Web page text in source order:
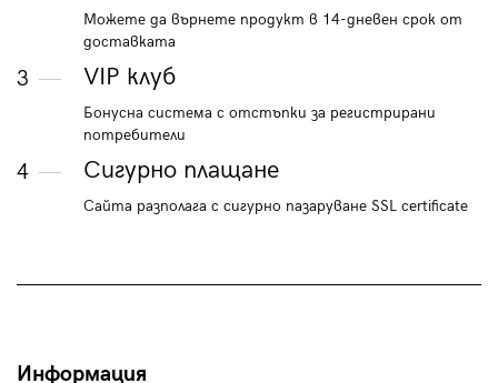
Можете да върнете продукт в 14-дневен срок от
доставката
3 VIP клуб
Бонусна система с отстъпки за регистрирани
потребители
4 Сигурно плащане
Сайта разполага с сигурно пазаруване SSL certificate
Информация